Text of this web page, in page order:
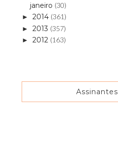
janeiro (30)
► 2014 (361)
► 2013 (357)
► 2012 (163)
Assinantes